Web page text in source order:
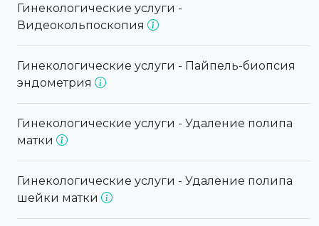
Гинекологические услуги -
Видеокольпоскопия
Гинекологические услуги - Пайпель-биопсия
эндометрия
Гинекологические услуги - Удаление полипа
матки
Гинекологические услуги - Удаление полипа
шейки матки